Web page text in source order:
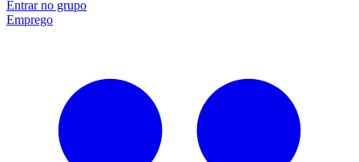
Entrar no grupo
Emprego